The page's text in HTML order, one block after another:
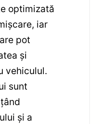
optimizată
iar
pot
și
vehiculul.
sunt
și a